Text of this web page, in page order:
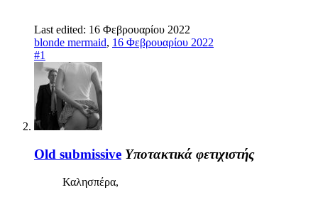
Last edited: 16 Φεβρουαρίου 2022
blonde mermaid, 16 Φεβρουαρίου 2022
#1
Old submissive Υποτακτικά φετιχιστής
Καλησπέρα,